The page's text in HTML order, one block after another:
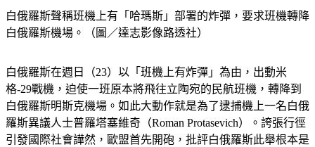
白俄羅斯機場。（圖／達志影像路透社）
格-29戰機，迫使一班原本將飛往立陶宛的民航班機，轉降到
白俄羅斯明斯克機場。如此大動作就是為了逮捕機上一名白俄
羅斯異議人士普羅塔塞維奇（Roman Protasevich）。誇張行徑
引發國際社會譁然，歐盟首先開砲，批評白俄羅斯此舉根本是
「劫機」，將會針對白俄羅斯祭出經濟制裁。